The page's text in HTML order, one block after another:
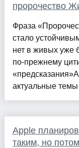
пророчество
Фраза
стало
нет в живых уже
по-прежнему
актуальные
Apple
таким, но